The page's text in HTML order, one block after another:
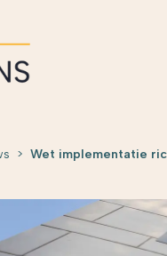
> Wet implementatie